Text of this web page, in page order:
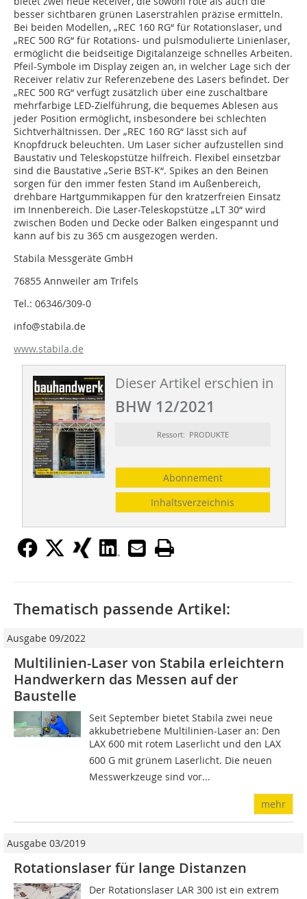
besser sichtbaren grünen Laserstrahlen präzise ermitteln.
Bei beiden Modellen, „REC 160 RG“ für Rotationslaser, und
„REC 500 RG“ für Rotations- und pulsmodulierte Linienlaser,
ermöglicht die beidseitige Digitalanzeige schnelles Arbeiten.
Pfeil-Symbole im Display zeigen an, in welcher Lage sich der
Receiver relativ zur Referenzebene des Lasers befindet. Der
„REC 500 RG“ verfügt zusätzlich über eine zuschaltbare
mehrfarbige LED-Zielführung, die bequemes Ablesen aus
jeder Position ermöglicht, insbesondere bei schlechten
Sichtverhältnissen. Der „REC 160 RG“ lässt sich auf
Knopfdruck beleuchten. Um Laser sicher aufzustellen sind
Baustativ und Teleskopstütze hilfreich. Flexibel einsetzbar
sind die Baustative „Serie BST-K“. Spikes an den Beinen
sorgen für den immer festen Stand im Außenbereich,
drehbare Hartgummikappen für den kratzerfreien Einsatz
im Innenbereich. Die Laser-Teleskopstütze „LT 30“ wird
zwischen Boden und Decke oder Balken eingespannt und
kann auf bis zu 365 cm ausgezogen werden.
Stabila Messgeräte GmbH
76855 Annweiler am Trifels
Tel.: 06346/309-0
info@stabila.de
www.stabila.de
Dieser Artikel erschien in
BHW 12/2021
Ressort: PRODUKTE
Abonnement
Inhaltsverzeichnis
Thematisch passende Artikel:
Ausgabe 09/2022
Multilinien-Laser von Stabila erleichtern
Handwerkern das Messen auf der
Baustelle
Seit September bietet Stabila zwei neue
akkubetriebene Multilinien-Laser an: Den
LAX 600 mit rotem Laserlicht und den LAX
600 G mit grünem Laserlicht. Die neuen
Messwerkzeuge sind vor...
mehr
Ausgabe 03/2019
Rotationslaser für lange Distanzen
Der Rotationslaser LAR 300 ist ein extrem